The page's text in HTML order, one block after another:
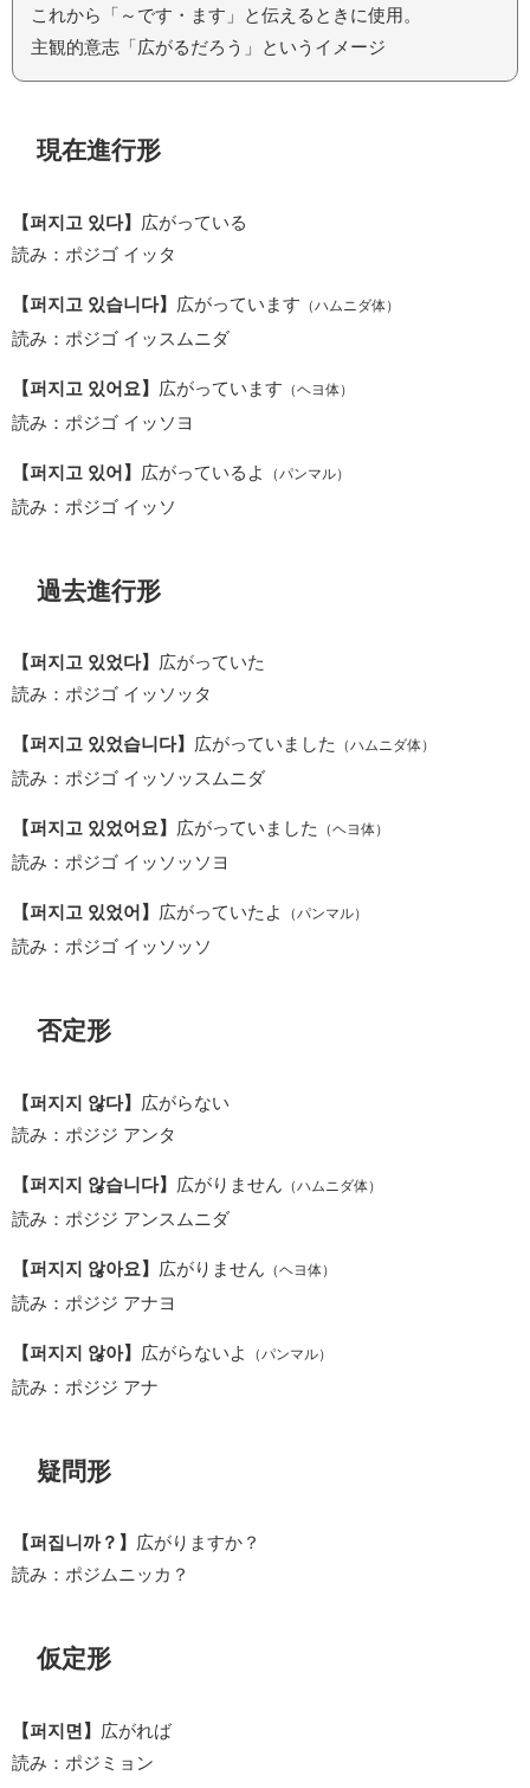
これから「～です・ます」と伝えるときに使用。
主観的意志「広がるだろう」というイメージ
現在進行形
【퍼지고 있다】
広がっている
読み：ポジゴ イッタ
【퍼지고 있습니다】 広がっています （ハムニダ体）
読み：ポジゴ イッスムニダ
【퍼지고 있어요】 広がっています （ヘヨ体）
読み：ポジゴ イッソヨ
【퍼지고 있어】 広がっているよ （パンマル）
読み：ポジゴ イッソ
過去進行形
【퍼지고 있었다】 広がっていた
読み：ポジゴ イッソッタ
【퍼지고 있었습니다】 広がっていました （ハムニダ体）
読み：ポジゴ イッソッスムニダ
【퍼지고 있었어요】 広がっていました （ヘヨ体）
読み：ポジゴ イッソッソヨ
【퍼지고 있었어】 広がっていたよ （パンマル）
読み：ポジゴ イッソッソ
否定形
【퍼지지 않다】
広がらない
読み：ポジジ アンタ
【퍼지지 않습니다】 広がりません （ハムニダ体）
読み：ポジジ アンスムニダ
【퍼지지 않아요】 広がりません （ヘヨ体）
読み：ポジジ アナヨ
【퍼지지 않아】 広がらないよ （パンマル）
読み：ポジジ アナ
疑問形
【퍼집니까？】 広がりますか？
読み：ポジムニッカ？
仮定形
【퍼지면】
広がれば
読み：ポジミョン